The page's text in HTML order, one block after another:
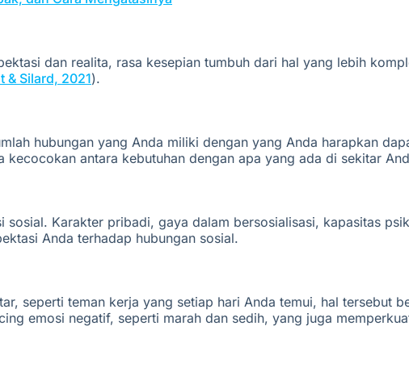
dan realita, rasa kesepian tumbuh dari hal yang lebih
& Silard, 2021).
hubungan yang Anda miliki dengan yang Anda harapkan
antara kebutuhan dengan apa yang ada di sekitar
Karakter pribadi, gaya dalam bersosialisasi, kapasitas
Anda terhadap hubungan sosial.
seperti teman kerja yang setiap hari Anda temui, hal tersebut
emosi negatif, seperti marah dan sedih, yang juga